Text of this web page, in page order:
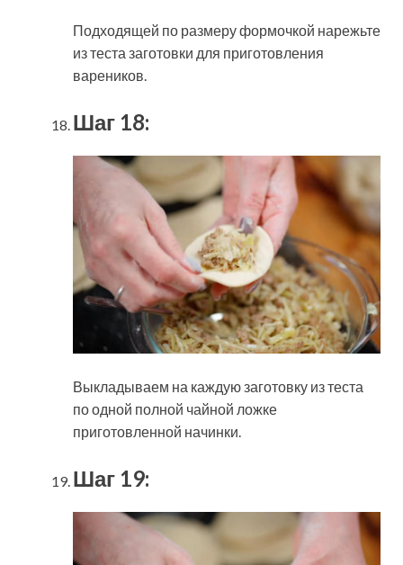
Подходящей по размеру формочкой нарежьте
из теста заготовки для приготовления
вареников.
Шаг 18:
Выкладываем на каждую заготовку из теста
по одной полной чайной ложке
приготовленной начинки.
Шаг 19: